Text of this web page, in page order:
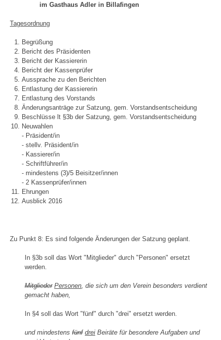
im Gasthaus Adler in Billafingen
Tagesordnung
Begrüßung
Bericht des Präsidenten
Bericht der Kassiererin
Bericht der Kassenprüfer
Aussprache zu den Berichten
Entlastung der Kassiererin
Entlastung des Vorstands
Änderungsanträge zur Satzung, gem. Vorstandsentscheidung
Beschlüsse lt §3b der Satzung, gem. Vorstandsentscheidung
Neuwahlen
- Präsident/in
- stellv. Präsident/in
- Kassierer/in
- Schriftführer/in
- mindestens (3)/5 Beisitzer/innen
- 2 Kassenprüfer/innen
Ehrungen
Ausblick 2016
Zu Punkt 8: Es sind folgende Änderungen der Satzung geplant.
In §3b soll das Wort "Mitglieder" durch "Personen" ersetzt
werden.
Mitglieder Personen, die sich um den Verein besonders verdient
gemacht haben,
In §4 soll das Wort "fünf" durch "drei" ersetzt werden.
und mindestens fünf drei Beiräte für besondere Aufgaben und